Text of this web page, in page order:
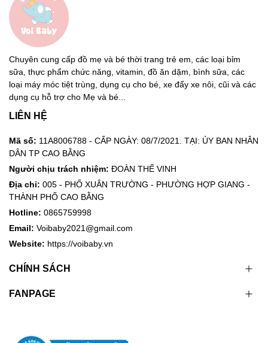
Chuyên cung cấp đồ mẹ và bé thời trang trẻ em, các loại bỉm
sữa, thực phẩm chức năng, vitamin, đồ ăn dặm, bình sữa, các
loại máy móc tiệt trùng, dụng cụ cho bé, xe đẩy xe nôi, cũi và các
dụng cụ hỗ trợ cho Mẹ và bé...
LIÊN HỆ
Mã số: 11A8006788 - CẤP NGÀY: 08/7/2021. TẠI: ỦY BAN NHÂN
DÂN TP CAO BẰNG
Người chịu trách nhiệm: ĐOÀN THẾ VINH
Địa chỉ: 005 - PHỐ XUÂN TRƯỜNG - PHƯỜNG HỢP GIANG -
THÀNH PHỐ CAO BẰNG
Hotline: 0865759998
Email: Voibaby2021@gmail.com
Website: https://voibaby.vn
CHÍNH SÁCH
FANPAGE